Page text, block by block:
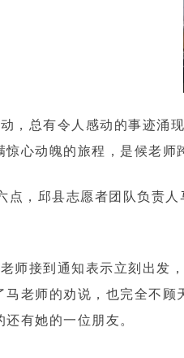
总有令人感动的事迹涌现
惊心动魄的旅程，是候老
，邱县志愿者团队负责人
接到通知表示立刻出发，
马老师的劝说，也完全不
有她的一位朋友。